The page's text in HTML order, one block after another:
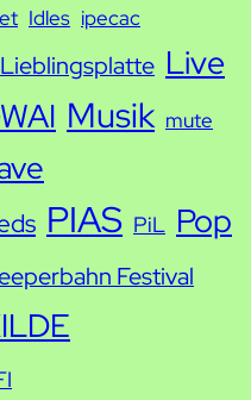
Idles ipecac
Lieblingsplatte Live
Musik mute
PIAS PiL Pop
Festival